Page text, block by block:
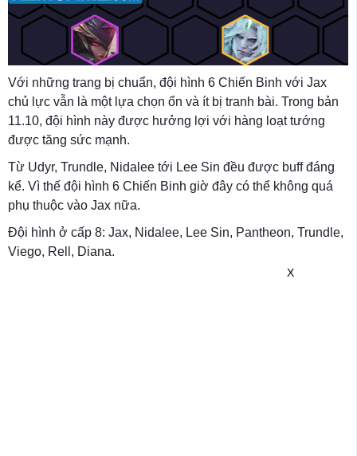
Với những trang bị chuẩn, đội hình 6 Chiến Binh với Jax
chủ lực vẫn là một lựa chọn ổn và ít bị tranh bài. Trong bản
11.10, đội hình này được hưởng lợi với hàng loạt tướng
được tăng sức mạnh.
Từ Udyr, Trundle, Nidalee tới Lee Sin đều được buff đáng
kể. Vì thế đội hình 6 Chiến Binh giờ đây có thể không quá
phụ thuộc vào Jax nữa.
Đội hình ở cấp 8: Jax, Nidalee, Lee Sin, Pantheon, Trundle,
Viego, Rell, Diana.
X